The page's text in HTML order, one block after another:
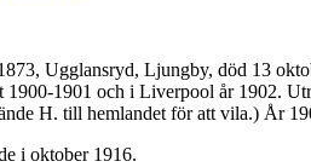
Ugglansryd, Ljungby, död 13
1901 och i Liverpool år 1902.
H. till hemlandet för att vila.) År
i oktober 1916.